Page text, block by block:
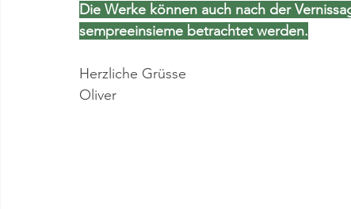
Die Werke können auch nach der
sempreeinsieme betrachtet werden.
Herzliche Grüsse
Oliver